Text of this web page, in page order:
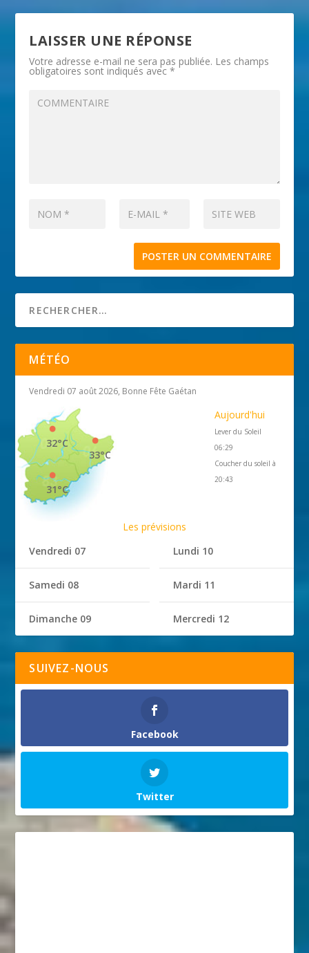
LAISSER UNE RÉPONSE
Votre adresse e-mail ne sera pas publiée. Les champs
obligatoires sont indiqués avec*
MÉTÉO
Vendredi 07 août 2026, Bonne Fête Gaétan
33°C
32°C
31°C
Aujourd'hui
Lever du Soleil
06:29
Coucher du soleil à
20:43
Les prévisions
Vendredi 07
Samedi 08
Dimanche 09
Lundi 10
Mardi 11
Mercredi 12
SUIVEZ-NOUS
Facebook
Twitter